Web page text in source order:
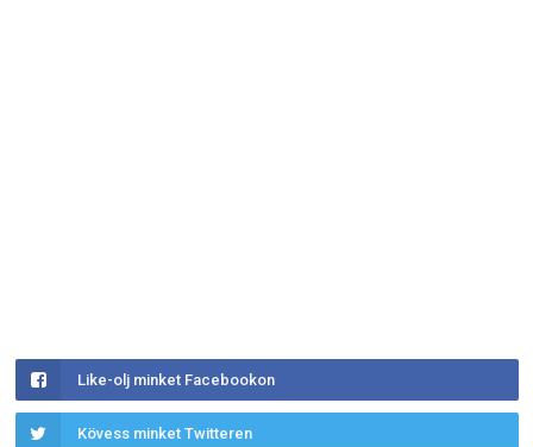
Like-olj minket Facebookon
Kövess minket Twitteren